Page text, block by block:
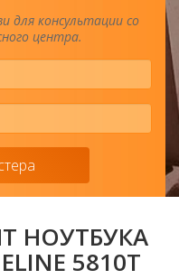
для консультации со
центра.
имя
НОУТБУКА
5810T